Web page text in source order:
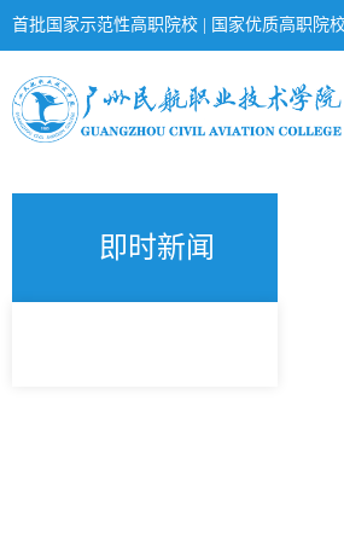
首批国家示范性高职院校 | 国家优质高职院
即时新闻